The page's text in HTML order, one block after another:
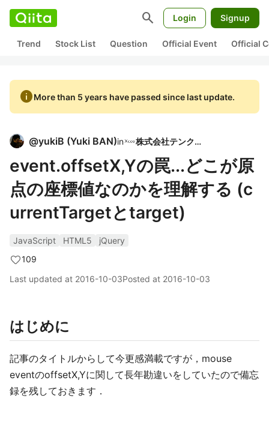
search Login Signup
Trend Stock List Question Official Event Official
infoMore than 5 years have passed since last update.
@yukiB (Yuki BAN)in 株式会社テンクー
event.offsetX,Yの罠...どこが原
点の座標値なのかを理解する (c
urrentTargetとtarget)
JavaScript HTML5
jQuery
109
Last updated at 2016-10-03Posted at 2016-10-03
はじめに
記事のタイトルからして今更感満載ですが，mouse
eventのoffsetX,Yに関して長年勘違いをしていたので備忘
録を残しておきます．